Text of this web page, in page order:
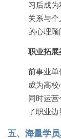
习后成
关系与个
的心理顾
职业拓展
前事业单
成为高校
同时运
了职业边
五、海量学